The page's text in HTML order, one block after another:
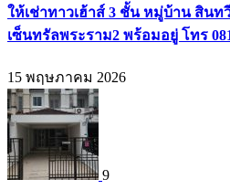
ให้เช่าทาวเฮ้าส์ 3 ชั้น หมู่บ้าน สินท
เซ็นทรัลพระราม2 พร้อมอยู่ โทร
15 พฤษภาคม 2026
9